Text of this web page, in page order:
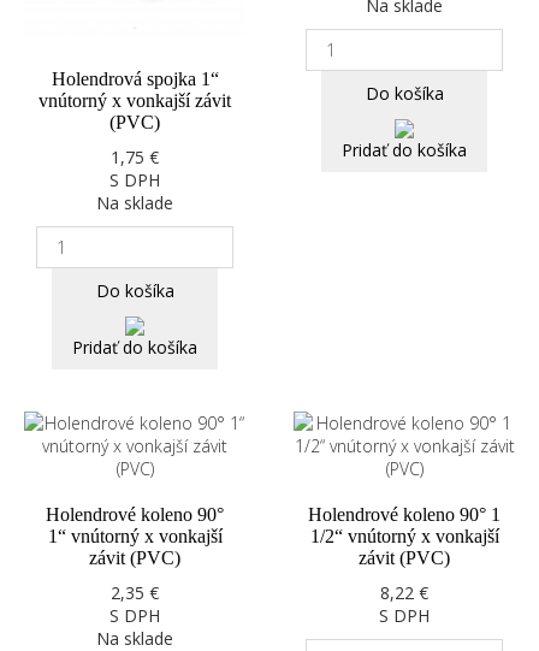
Holendrová spojka 1“
vnútorný x vonkajší závit
(PVC)
1,75 €
S DPH
Na sklade
Do košíka
Pridať do košíka
Na sklade
Do košíka
Pridať do košíka
Holendrové koleno 90°
1“ vnútorný x vonkajší
závit (PVC)
2,35 €
S DPH
Na sklade
Holendrové koleno 90° 1
1/2“ vnútorný x vonkajší
závit (PVC)
8,22 €
S DPH